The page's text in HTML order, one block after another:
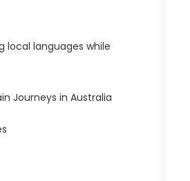
local languages while
Journeys in Australia